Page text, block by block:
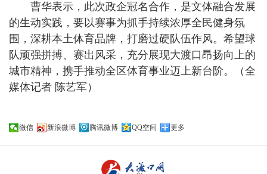
曹华表示，此次政企冠名合作，是文体融合发展
的生动实践，要以赛事为抓手持续浓厚全民健身氛
围，深耕本土体育品牌，打磨过硬队伍作风。希望球
队顽强拼搏、赛出风采，充分展现大渡口昂扬向上的
城市精神，携手推动全区体育事业迈上新台阶。（全
媒体记者 陈艺军）
微信 新浪微博 腾讯微博 QQ空间 更多